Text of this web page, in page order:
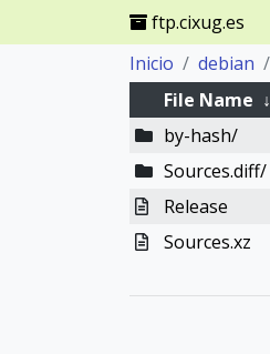
ftp.cixug.es
Inicio
debian
File Name ↓
by-hash/
Sources.diff/
Release
Sources.xz